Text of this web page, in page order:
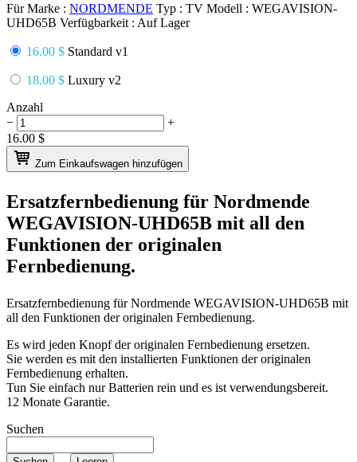
Für Marke : NORDMENDE Typ : TV Modell : WEGAVISION-
UHD65B Verfügbarkeit : Auf Lager
16.00 $ Standard v1
18.00 $ Luxury v2
Anzahl
−
+
16.00 $
Zum Einkaufswagen hinzufügen
Ersatzfernbedienung für Nordmende
WEGAVISION-UHD65B mit all den
Funktionen der originalen
Fernbedienung.
Ersatzfernbedienung fürNordmende WEGAVISION-UHD65B mit
all den Funktionen der originalen Fernbedienung.
Es wird jeden Knopf der originalen Fernbedienung ersetzen.
Sie werden es mit den installierten Funktionen der originalen
Fernbedienung erhalten.
Tun Sie einfach nur Batterien rein und es ist verwendungsbereit.
12 Monate Garantie.
Suchen